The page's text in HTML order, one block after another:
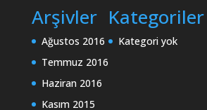
Arşivler
Ağustos 2016
Temmuz 2016
Haziran 2016
Kasım 2015
Kategoriler
Kategori yok